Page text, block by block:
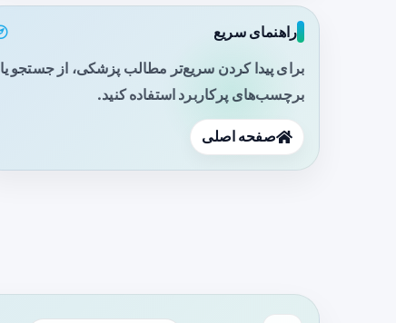
راهنمای سریع
برای پیدا کردن سریع‌تر مطالب پزشکی، از جستجو یا
برچسب‌های پرکاربرد استفاده کنید.
صفحه اصلی